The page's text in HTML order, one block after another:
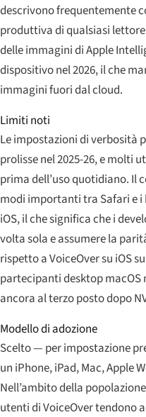
descrivono frequentemente
produttiva di qualsiasi
delle immagini di Apple
dispositivo nel 2026, il che
immagini fuori dal cloud.
Limiti noti
Le impostazioni di verbosità
prolisse nel 2025-26, e molti
prima dell’uso quotidiano. Il
modi importanti tra Safari e i
iOS, il che significa che i
volta sola e assumere la
rispetto a VoiceOver su iOS
partecipanti desktop macOS
ancora al terzo posto dopo
Modello di adozione
Scelto — per impostazione
un iPhone, iPad, Mac, Apple
Nell’ambito della
utenti di VoiceOver tendono